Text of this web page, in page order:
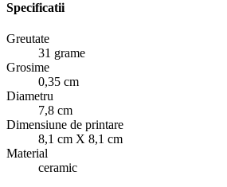
Specificatii
Greutate
31 grame
Grosime
0,35 cm
Diametru
7,8 cm
Dimensiune de printare
8,1 cm X 8,1 cm
Material
ceramic